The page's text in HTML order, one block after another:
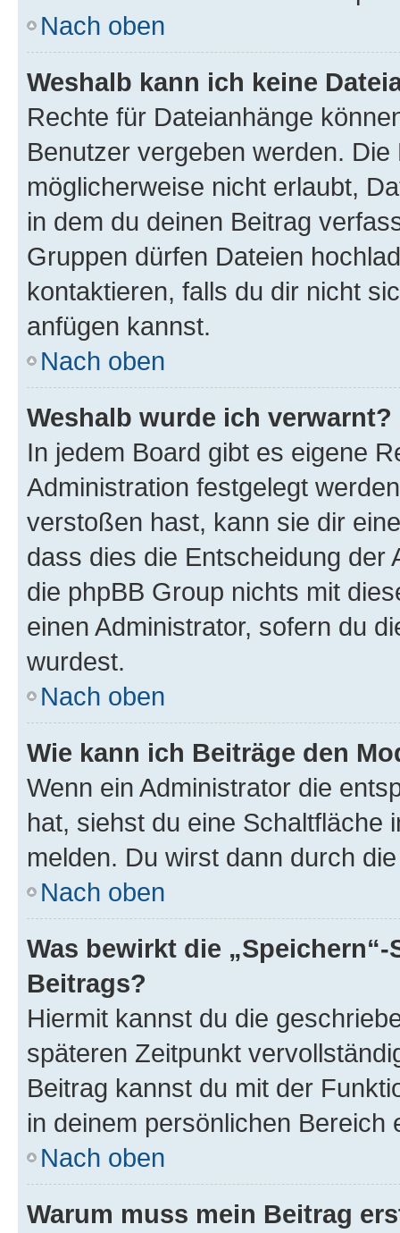
Nach oben
Weshalb kann ich keine
Rechte für Dateianhänge
Benutzer vergeben werden.
möglicherweise nicht erlaubt,
in dem du deinen Beitrag
Gruppen dürfen Dateien
kontaktieren, falls du dir nicht
anfügen kannst.
Nach oben
Weshalb wurde ich verwarnt?
In jedem Board gibt es eigene
Administration festgelegt
verstoßen hast, kann sie dir
dass dies die Entscheidung der
die phpBB Group nichts mit
einen Administrator, sofern du
wurdest.
Nach oben
Wie kann ich Beiträge den
Wenn ein Administrator die
hat, siehst du eine Schaltfläche
melden. Du wirst dann durch
Nach oben
Was bewirkt die
Beitrags?
Hiermit kannst du die
späteren Zeitpunkt
Beitrag kannst du mit der
in deinem persönlichen Bereich
Nach oben
Warum muss mein Beitrag